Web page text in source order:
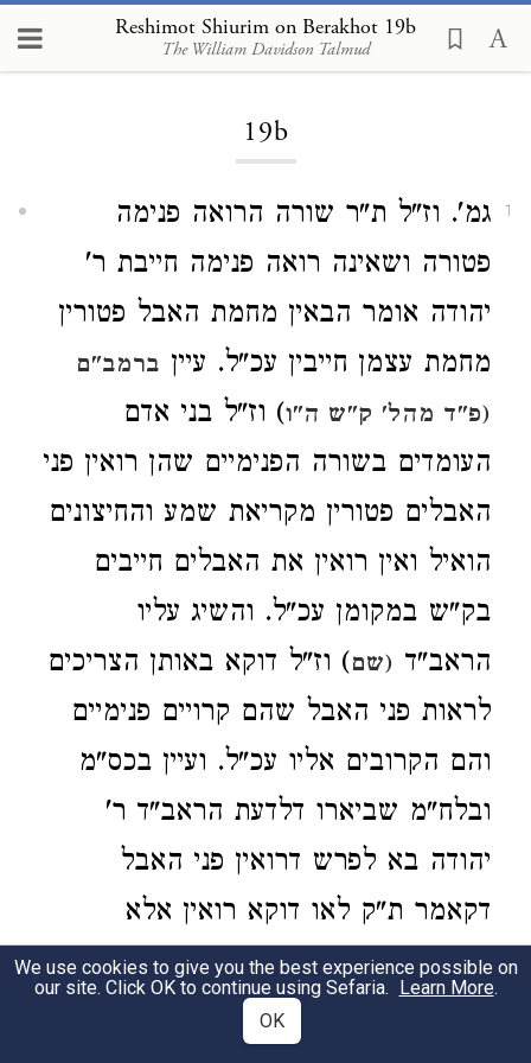
Reshimot Shiurim on Berakhot 19b
The William Davidson Talmud
Loading...
19b
1
גמ'. וז"ל ת"ר שורה הרואה פנימה
פטורה ושאינה רואה פנימה חייבת ר'
יהודה אומר הבאין מחמת האבל פטורין
מחמת עצמן חייבין עכ"ל. עיין ברמב"ם
(פ"ד מהל' ק"ש ה"ו) וז"ל בני אדם
העומדים בשורה הפנימיים שהן רואין פני
האבלים פטורין מקריאת שמע והחיצונים
הואיל ואין רואין את האבלים חייבים
בק"ש במקומן עכ"ל. והשיג עליו
הראב"ד (שם) וז"ל דוקא באותן הצריכים
לראות פני האבל שהם קרויים פנימיים
והם הקרובים אליו עכ"ל. ועיין בכס"מ
ובלח"מ שביארו דלדעת הראב"ד ר'
יהודה בא לפרש דרואין פני האבל
דקאמר ת"ק לאו דוקא רואין אלא
הפירוש הוא דאלה הצריכים להיות רואין
דהיינו קרובים ובני משפחתו שבאים
We use cookies to give you the best experience possible on
our site. Click OK to continue using Sefaria. Learn More.
OK